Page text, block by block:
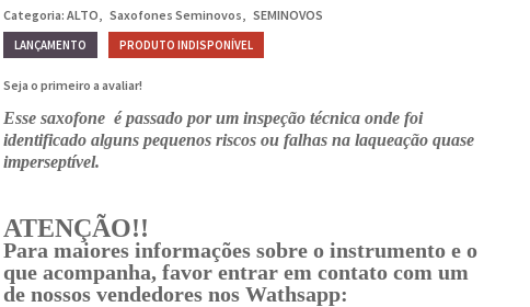
Categoria: ALTO Saxofones Seminovos SEMINOVOS
LANÇAMENTO PRODUTO INDISPONÍVEL
Seja o primeiro a avaliar!
Esse saxofone é passado por um inspeção técnica onde foi
identificado alguns pequenos riscos ou falhas na laqueação quase
imperseptível.
ATENÇÃO!!
Para maiores informações sobre o instrumento e o
que acompanha, favor entrar em contato com um
de nossos vendedores nos Wathsapp: